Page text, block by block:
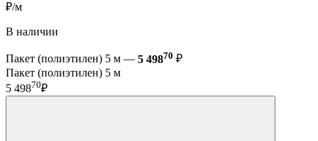
₽/м
В наличии
Пакет (полиэтилен) 5 м — 5 49870 ₽
Пакет (полиэтилен) 5 м
5 49870₽